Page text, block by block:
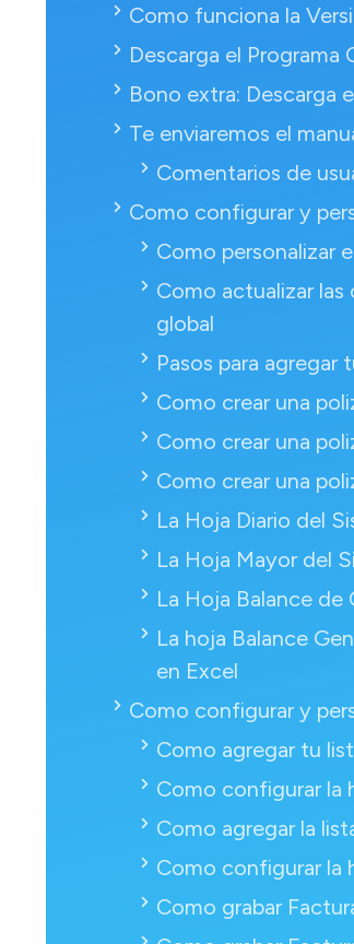
Como funciona la
Descarga el Programa
Bono extra: Descarga
Te enviaremos el
Comentarios de
Como configurar y
Como personalizar
Como actualizar
global
Pasos para agregar
Como crear una
Como crear una
Como crear una
La Hoja Diario del
La Hoja Mayor del
La Hoja Balance
La hoja Balance
en Excel
Como configurar y
Como agregar tu
Como configurar la
Como agregar la
Como configurar la
Como grabar